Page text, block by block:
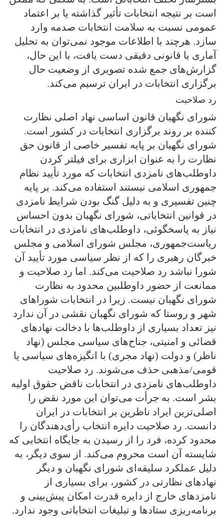
است بر نتیجه انتخابات تأثیر گذاشته یا بر اعتماد
عمومی نسبت به سلامت انتخابات صدمه وارد
سازد. هرچند با اطلاعات موجود نمی‌توان به تحلیل
آماری یا قانونی دقیقی دست یافت، با این حال،
گزارش‌های جمع شده تصویری از وضعیت حال
برگزاری انتخابات در ایران ترسیم می‌کند.
رد صلاحیت
شورای نگهبان قانون اساسی نهاد اصلی نظارت
کننده بر روند برگزاری انتخابات در کشور است.
شورای نگهبان بر پایه تفسیر خاصی از قانون حق
نظارت را به عنوان ابزاری برای فیلتر کردن
داوطلب‌های نامزدی انتخابات که مورد تأیید نظام
جمهوری اسلامی نیستند استفاده می‌کند. بر پایه
چنین تفسیری و به دلیل گنگ بودن شرایط نامزدی
در قوانین انتخاباتی، شورای نگهبان بدون احساس
نیاز به پاسخگوئی، داوطلب‌های نامزدی در انتخابات
ریاست‌جمهوری، مجلس شورای اسلامی و مجلس
خبرگان رهبری را که از نظر سیاسی مورد تأیید آن
شورا نباشد رد صلاحیت می‌کند. اما رد صلاحیت و
ممانعت از حضور داوطلبین محدود به نظارت
شورای نگهبان نیست. زیرا در انتخابات شوراهای
شهر و روستا که شورای نگهبان نقشی در آن ندارد
نیز تعداد بسیاری از داوطلب‌ها با دخالت نهادهای
قضائی و امنیتی، جناح‌های سیاسی مجلس (نهاد
ناظر) و دولت (نهاد مجری) با انگیزه‌های سیاسی یا
قومی/مذهبی حذف می‌شوند. رد صلاحیت
داوطلب‌های نامزدی در انتخابات ناقض حقوق اولیه
بشر است. به جرأت می‌توان این مورد نقض را
اصلی‌ترین ایراد ناظرین بر انتخابات در ایران
دانست. رد صلاحیت دایره انتخاب رأی‌دهندگان را
محدود کرده، فرد را از رسیدن به جایگاه انتخابی که
شایسته آن است محروم می‌کند. از سوی دیگر، به
دلیل عملکرد سلیقه‌ای شورای نگهبان و دیگر
نهادهای نظارتی در کشور، برای بسیاری از
نامزدهای خارج از دایره قدرت امکان پیش‌بینی و
برنامه‌ریزی ستادها و تبلیغات انتخاباتی وجود ندارد.